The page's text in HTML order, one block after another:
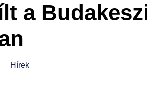
a
Hírek